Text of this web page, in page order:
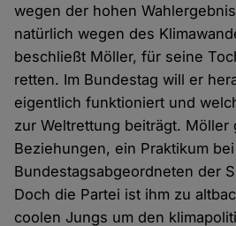
wegen der hohen
natürlich wegen des
beschließt Möller, für seine
retten. Im Bundestag will er
eigentlich funktioniert und
zur Weltrettung beiträgt. Möller
Beziehungen, ein Praktikum
Bundestagsabgeordneten der
Doch die Partei ist ihm zu
coolen Jungs um den